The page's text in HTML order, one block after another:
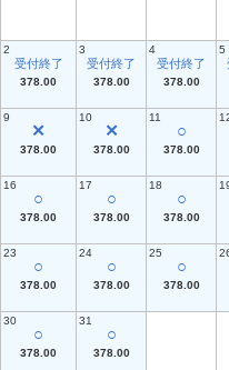
2
受付終了
378.00
3
受付終了
378.00
4
受付終了
378.00
5
9
✕
378.00
10
✕
378.00
11
○
378.00
16
○
378.00
17
○
378.00
18
○
378.00
23
○
378.00
24
○
378.00
25
○
378.00
30
○
378.00
31
○
378.00